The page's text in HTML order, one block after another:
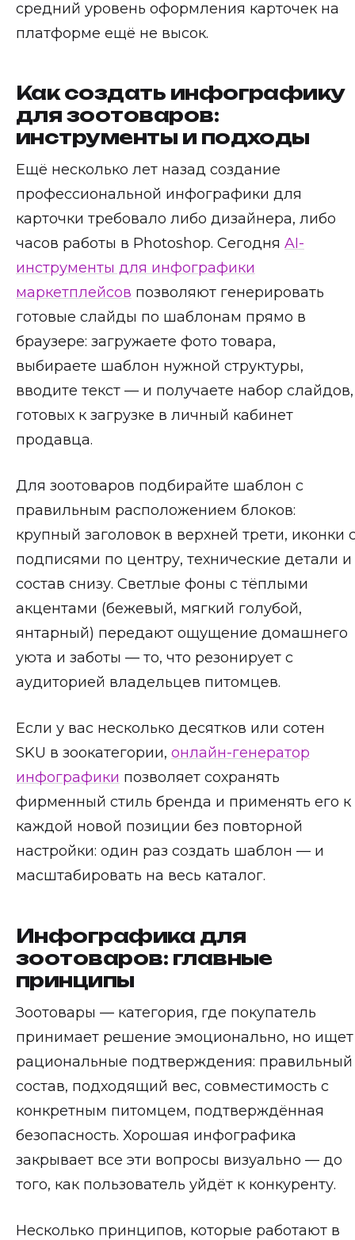
средний уровень оформления карточек на
платформе ещё не высок.
Как создать инфографику
для зоотоваров:
инструменты и подходы
Ещё несколько лет назад создание
профессиональной инфографики для
карточки требовало либо дизайнера, либо
часов работы в Photoshop. Сегодня AI-
инструменты для инфографики
маркетплейсов позволяют генерировать
готовые слайды по шаблонам прямо в
браузере: загружаете фото товара,
выбираете шаблон нужной структуры,
вводите текст — и получаете набор слайдов,
готовых к загрузке в личный кабинет
продавца.
Для зоотоваров подбирайте шаблон с
правильным расположением блоков:
крупный заголовок в верхней трети, иконки
подписями по центру, технические детали и
состав снизу. Светлые фоны с тёплыми
акцентами (бежевый, мягкий голубой,
янтарный) передают ощущение домашнего
уюта и заботы — то, что резонирует с
аудиторией владельцев питомцев.
Если у вас несколько десятков или сотен
SKU в зоокатегории, онлайн-генератор
инфографики позволяет сохранять
фирменный стиль бренда и применять его к
каждой новой позиции без повторной
настройки: один раз создать шаблон — и
масштабировать на весь каталог.
Инфографика для
зоотоваров: главные
принципы
Зоотовары — категория, где покупатель
принимает решение эмоционально, но ищет
рациональные подтверждения: правильный
состав, подходящий вес, совместимость с
конкретным питомцем, подтверждённая
безопасность. Хорошая инфографика
закрывает все эти вопросы визуально — до
того, как пользователь уйдёт к конкуренту.
Несколько принципов, которые работают в